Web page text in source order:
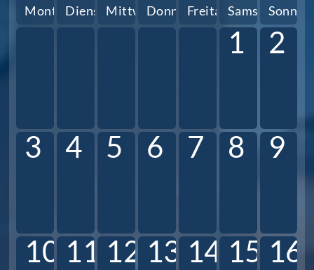
MontagDienstagMittwochDonnerstag
FreitagSamstag
1 2
3 4 5 6 7 8 9
10 11 12 13 14 15 16